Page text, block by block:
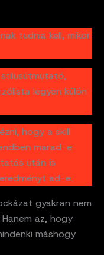
tudnia kell, mikor
legyen külön
hogy a skill
marad-e
után is
ad-e.
gyakran nem
az, hogy
máshogy